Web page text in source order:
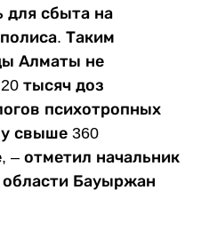
для сбыта на
Таким
Алматы не
тысяч доз
психотропных
свыше 360
– отметил начальник
Бауыржан